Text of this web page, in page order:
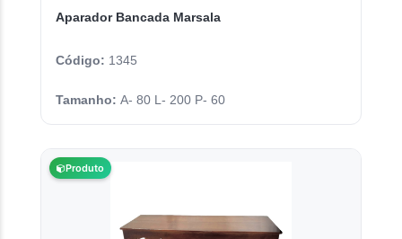
Aparador Bancada Marsala
Código: 1345
Tamanho: A- 80 L- 200 P- 60
Produto